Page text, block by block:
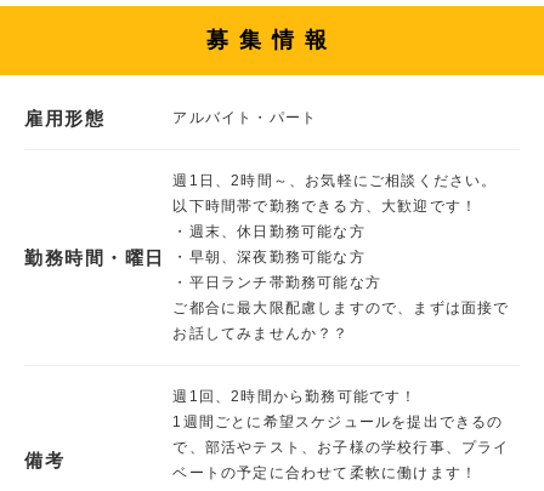
募集情報
雇用形態 アルバイト・パート
勤務時間・曜日
週1日、2時間～、お気軽にご相談ください。
以下時間帯で勤務できる方、大歓迎です！
・週末、休日勤務可能な方
・早朝、深夜勤務可能な方
・平日ランチ帯勤務可能な方
ご都合に最大限配慮しますので、まずは面接で
お話してみませんか？？
備考
週1回、2時間から勤務可能です！
1週間ごとに希望スケジュールを提出できるの
で、部活やテスト、お子様の学校行事、プライ
ベートの予定に合わせて柔軟に働けます！